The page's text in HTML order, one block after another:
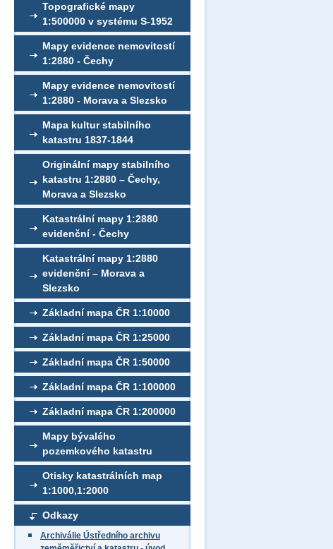
Topografické mapy
1:500000 v systému S-1952
Mapy evidence nemovitostí
1:2880 - Čechy
Mapy evidence nemovitostí
1:2880 - Morava a Slezsko
Mapa kultur stabilního
katastru 1837-1844
Originální mapy stabilního
katastru 1:2880 – Čechy,
Morava a Slezsko
Katastrální mapy 1:2880
evidenční - Čechy
Katastrální mapy 1:2880
evidenční – Morava a
Slezsko
Základní mapa ČR 1:10000
Základní mapa ČR 1:25000
Základní mapa ČR 1:50000
Základní mapa ČR 1:100000
Základní mapa ČR 1:200000
Mapy bývalého
pozemkového katastru
Otisky katastrálních map
1:1000,1:2000
Odkazy
Archiválie Ústředního archivu